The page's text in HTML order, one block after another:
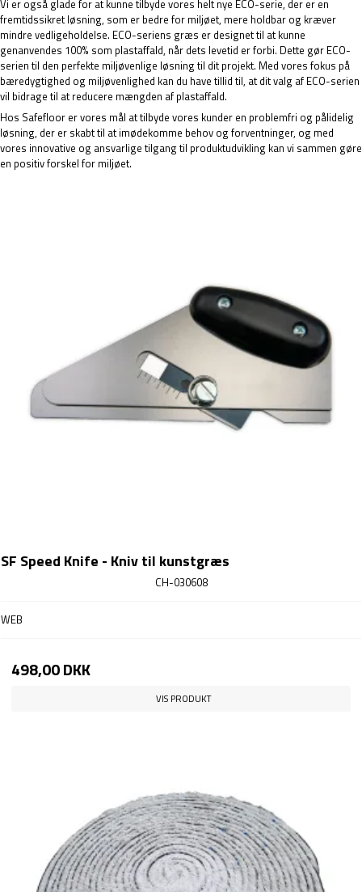
Vi er også glade for at kunne tilbyde vores helt nye ECO-serie, der er en
fremtidssikret løsning, som er bedre for miljøet, mere holdbar og kræver
mindre vedligeholdelse. ECO-seriens græs er designet til at kunne
genanvendes 100% som plastaffald, når dets levetid er forbi. Dette gør ECO-
serien til den perfekte miljøvenlige løsning til dit projekt. Med vores fokus på
bæredygtighed og miljøvenlighed kan du have tillid til, at dit valg af ECO-serien
vil bidrage til at reducere mængden af plastaffald.
Hos Safefloor er vores mål at tilbyde vores kunder en problemfri og pålidelig
løsning, der er skabt til at imødekomme behov og forventninger, og med
vores innovative og ansvarlige tilgang til produktudvikling kan vi sammen gøre
en positiv forskel for miljøet.
SF Speed Knife - Kniv til kunstgræs
CH-030608
WEB
498,00 DKK
VIS PRODUKT